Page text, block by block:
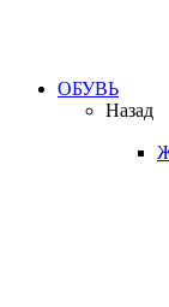
ОБУВЬ
Назад